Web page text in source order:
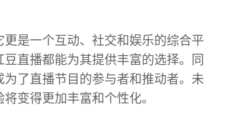
是一个互动、社交和娱乐的综合平
直播都能为其提供丰富的选择。同
了直播节目的参与者和推动者。未
变得更加丰富和个性化。